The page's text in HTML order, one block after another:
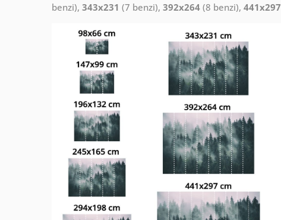
benzi), 343x231 (7 benzi), 392x264 (8 benzi), 441x297